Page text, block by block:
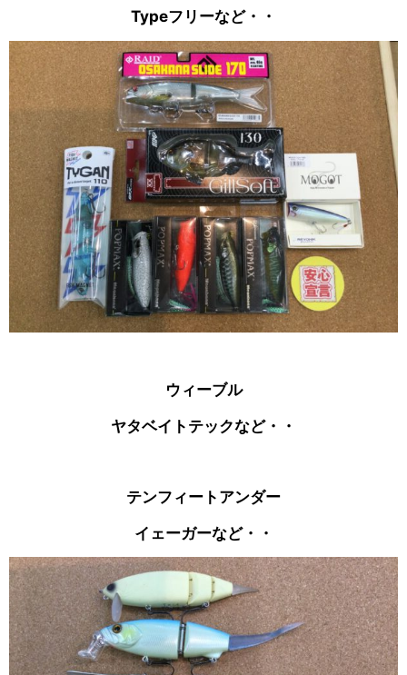
Typeフリーなど・・
ウィーブル
ヤタベイトテックなど・・
テンフィートアンダー
イェーガーなど・・